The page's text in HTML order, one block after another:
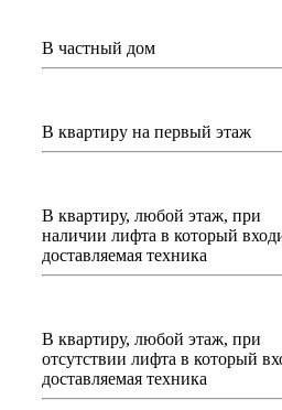
В частный дом
В квартиру на первый этаж
В квартиру, любой этаж, при
наличии лифта в который
доставляемая техника
В квартиру, любой этаж, при
отсутствии лифта в который
доставляемая техника